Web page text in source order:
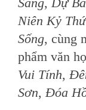
Niên Kỷ
Sống, cùng
phẩm văn
Vui Tính,
Sơn, Đóa